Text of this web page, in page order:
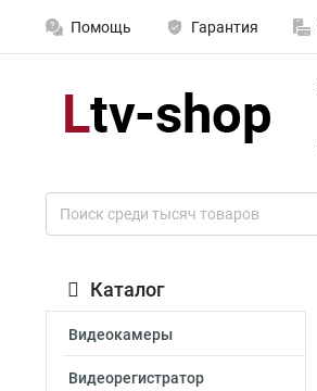
Помощь Гарантия
Каталог
Видеокамеры
Видеорегистратор